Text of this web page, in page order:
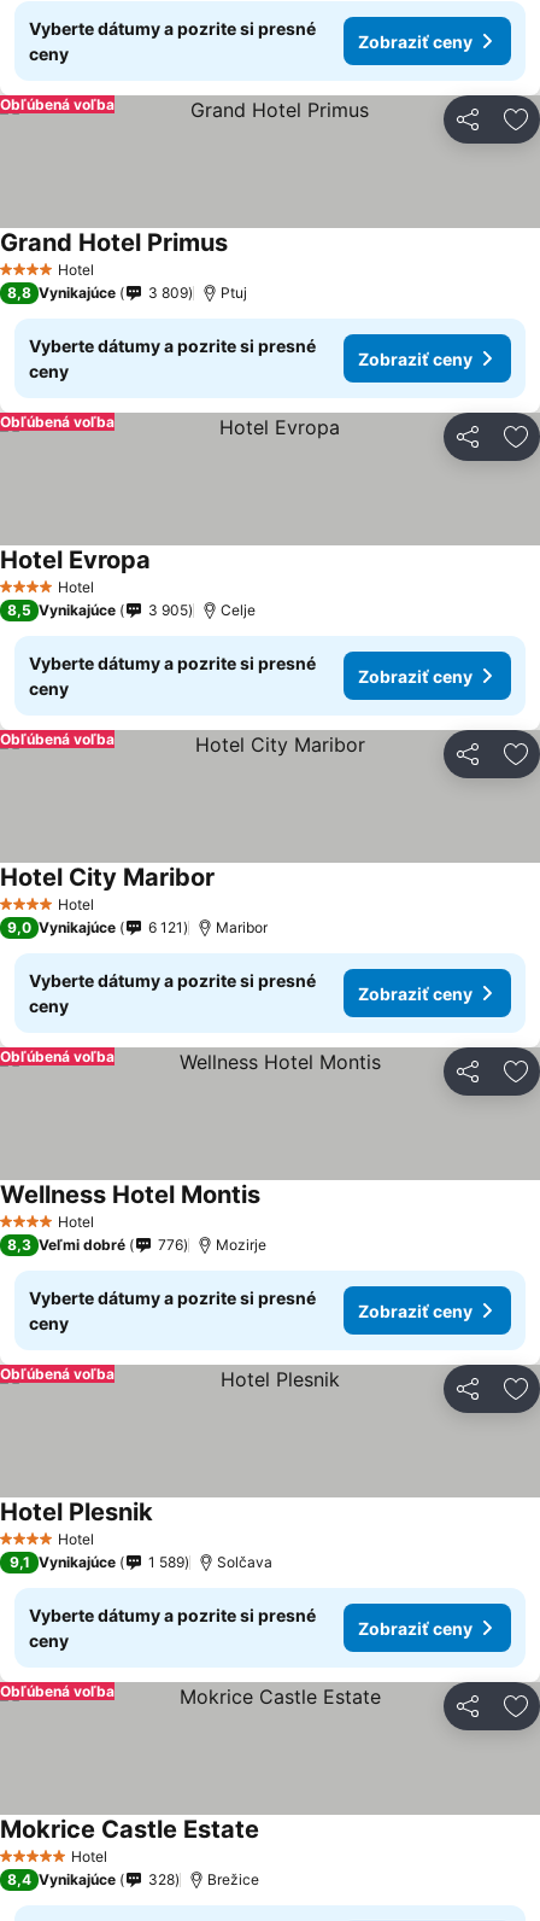
Vyberte dátumy a pozrite si presné
ceny
Zobraziť ceny
Zdieľať
Obľúbená voľba
4 Počet hviezdičiek
Hotel
Grand Hotel Primus
8,8 Vynikajúce 3 809 Ptuj
Vyberte dátumy a pozrite si presné
ceny
Zobraziť ceny
Zdieľať
Obľúbená voľba
4 Počet hviezdičiek
Hotel
Hotel Evropa
8,5 Vynikajúce 3 905 Celje
Vyberte dátumy a pozrite si presné
ceny
Zobraziť ceny
Zdieľať
Obľúbená voľba
4 Počet hviezdičiek
Hotel
Hotel City Maribor
9,0 Vynikajúce 6 121 Maribor
Vyberte dátumy a pozrite si presné
ceny
Zobraziť ceny
Zdieľať
Obľúbená voľba
4 Počet hviezdičiek
Hotel
Wellness Hotel Montis
8,3 Veľmi dobré 776 Mozirje
Vyberte dátumy a pozrite si presné
ceny
Zobraziť ceny
Zdieľať
Obľúbená voľba
4 Počet hviezdičiek
Hotel
Hotel Plesnik
9,1 Vynikajúce 1 589 Solčava
Vyberte dátumy a pozrite si presné
ceny
Zobraziť ceny
Zdieľať
Obľúbená voľba
5 Počet hviezdičiek
Hotel
Mokrice Castle Estate
8,4 Vynikajúce 328 Brežice